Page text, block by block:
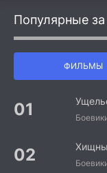
Популярные
ФИЛЬМЫ